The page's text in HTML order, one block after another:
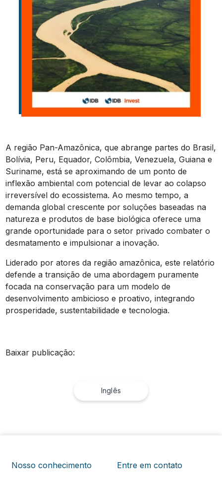
A região Pan-Amazônica, que abrange partes do Brasil,
Bolívia, Peru, Equador, Colômbia, Venezuela, Guiana e
Suriname, está se aproximando de um ponto de
inflexão ambiental com potencial de levar ao colapso
irreversível do ecossistema. Ao mesmo tempo, a
demanda global crescente por soluções baseadas na
natureza e produtos de base biológica oferece uma
grande oportunidade para o setor privado combater o
desmatamento e impulsionar a inovação.
Liderado por atores da região amazônica, este relatório
defende a transição de uma abordagem puramente
focada na conservação para um modelo de
desenvolvimento ambicioso e proativo, integrando
prosperidade, sustentabilidade e tecnologia.
Baixar publicação:
Inglês
Nosso conhecimento Entre em contato